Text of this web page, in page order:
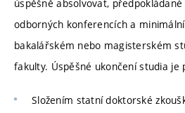
úspěšně absolvovat,
odborných konferencích a
bakalářském nebo magisterském
fakulty. Úspěšné ukončení studia je
Složením statní doktorské